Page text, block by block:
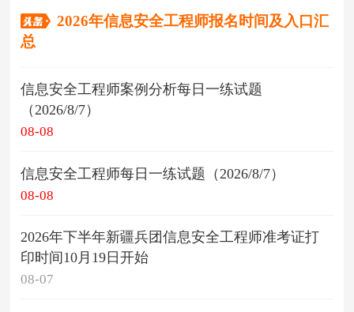
2026年信息安全工程师报名时间及入口汇
总
信息安全工程师案例分析每日一练试题
（2026/8/7）
08-08
信息安全工程师每日一练试题（2026/8/7）
08-08
2026年下半年新疆兵团信息安全工程师准考证打
印时间10月19日开始
08-07